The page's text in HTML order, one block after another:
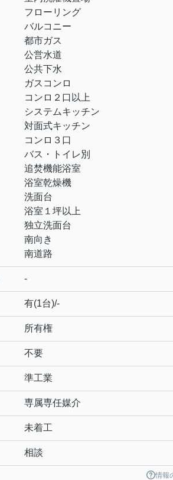
フローリング
バルコニー
都市ガス
公営水道
公共下水
ガスコンロ
コンロ２口以上
システムキッチン
対面式キッチン
コンロ３口
バス・トイレ別
追焚機能浴室
浴室乾燥機
洗面台
浴室１坪以上
独立洗面台
南向き
南道路
-
有(1台)/-
所有権
不要
準工業
専属専任媒介
未着工
相談
情報